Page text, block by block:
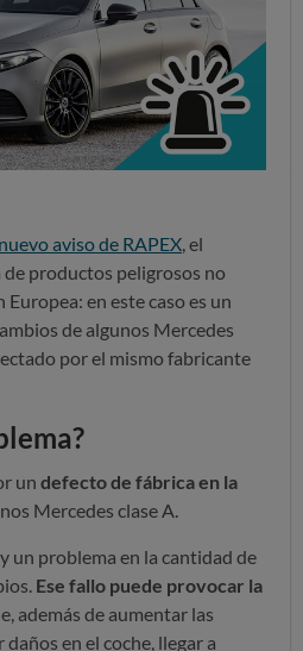
nuevo aviso de RAPEX , el
productos peligrosos no
en este caso es un
de algunos Mercedes
por el mismo fabricante
un defecto de fábrica en la
Mercedes clase A.
un problema en la cantidad de
Ese fallo puede provocar la
además de aumentar las
en el coche, llegar a